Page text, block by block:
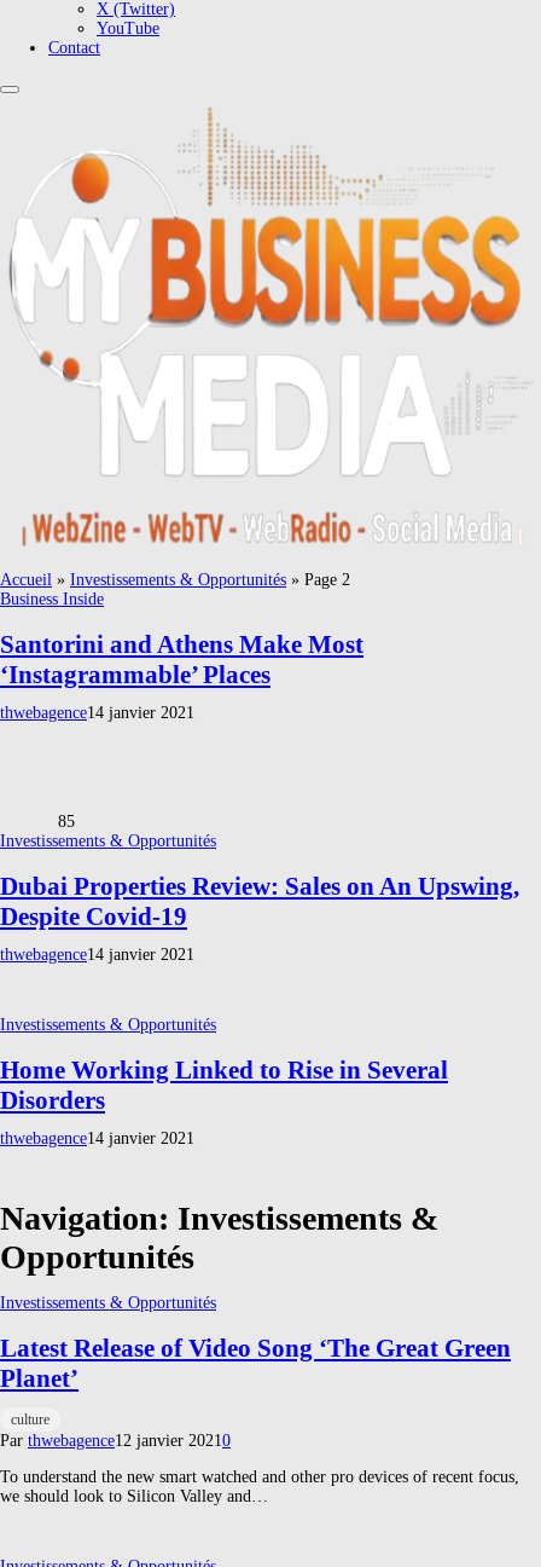
X (Twitter)
YouTube
Contact
Accueil » Investissements & Opportunités » Page 2
Business Inside
Santorini and Athens Make Most
‘Instagrammable’ Places
thwebagence14 janvier 2021
85
Investissements & Opportunités
Dubai Properties Review: Sales on An Upswing,
Despite Covid-19
thwebagence14 janvier 2021
Investissements & Opportunités
Home Working Linked to Rise in Several
Disorders
thwebagence14 janvier 2021
Navigation: Investissements &
Opportunités
Investissements & Opportunités
Latest Release of Video Song ‘The Great Green
Planet’
culture
Par thwebagence12 janvier 20210
To understand the new smart watched and other pro devices of recent focus,
we should look to Silicon Valley and…